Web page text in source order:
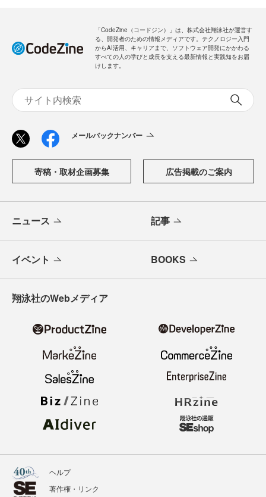
「CodeZine（コードジン）」は、株式会社翔泳社が運営す
る、開発者のための情報メディアです。テクノロジー入門
からAI活用、キャリアまで、ソフトウェア開発にかかわる
すべての人の学びと成長を支える最新情報と実践知をお届
けします。
メールバックナンバー
寄稿・取材企画募集 広告掲載のご案内
ニュース 記事
イベント BOOKS
翔泳社のWebメディア
ヘルプ
著作権・リンク